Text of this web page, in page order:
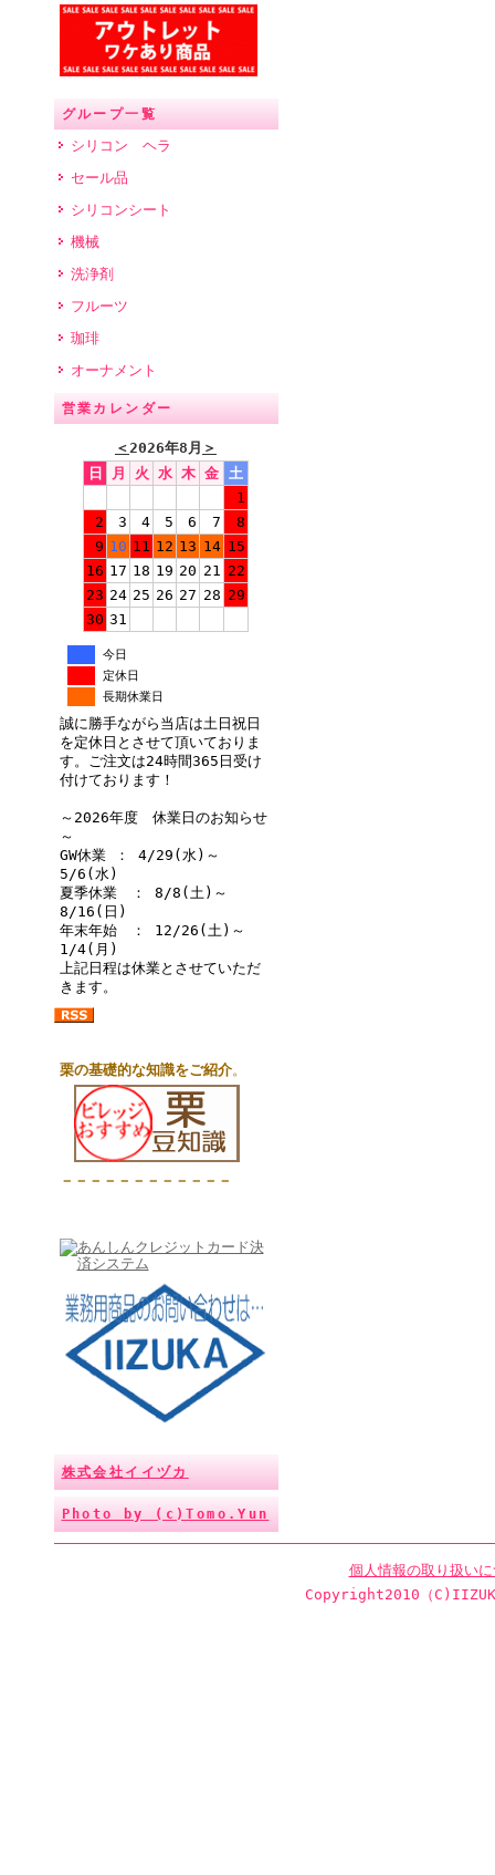
グループ一覧
シリコン ヘラ
セール品
シリコンシート
機械
洗浄剤
フルーツ
珈琲
オーナメント
営業カレンダー
＜2026年8月 ＞
日
月 火 水 木 金 土
1
2
3 4 5 6 7
8
9 10 11 12 13 14 15
16 17 18 19 20 21 22
23 24 25 26 27 28 29
30 31
今日
定休日
長期休業日
誠に勝手ながら当店は土日祝日
を定休日とさせて頂いておりま
す。ご注文は24時間365日受け
付けております！
～2026年度 休業日のお知らせ
～
GW休業 ： 4/29(水)～
5/6(水)
夏季休業 ： 8/8(土)～
8/16(日)
年末年始 ： 12/26(土)～
1/4(月)
上記日程は休業とさせていただ
きます。
栗の基礎的な知識をご紹介。
－－－－－－－－－－－－
株式会社イイヅカ
Photo by (c)Tomo.Yun
個人情報の取り扱い
Copyright2010（